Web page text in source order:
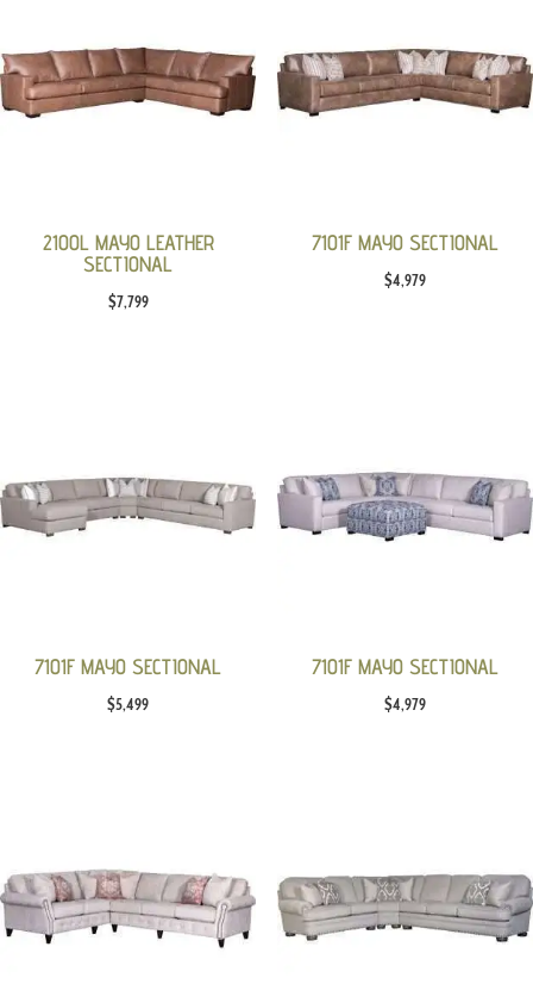
2100L MAYO LEATHER
SECTIONAL
$7,799
7101F MAYO SECTIONAL
$4,979
7101F MAYO SECTIONAL
$5,499
7101F MAYO SECTIONAL
$4,979